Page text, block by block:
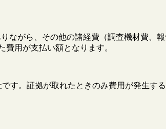
ながら、その他の諸経費（調査機材費、
用が支払い額となります。
す。証拠が取れたときのみ費用が発生す